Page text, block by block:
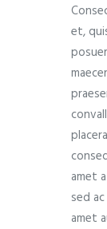
et,
amet
sed
amet